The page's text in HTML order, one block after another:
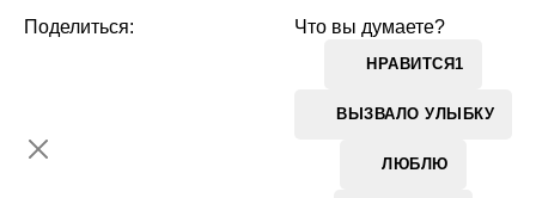
Что вы думаете?
НРАВИТСЯ1
ВЫЗВАЛО УЛЫБКУ
ЛЮБЛЮ
Поделиться: